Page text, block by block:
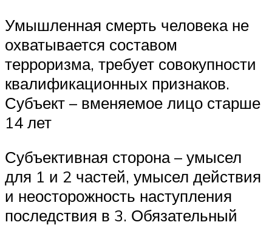
Умышленная смерть человека не
охватывается составом
терроризма, требует совокупности
квалификационных признаков.
Субъект – вменяемое лицо старше
14 лет
Субъективная сторона – умысел
для 1 и 2 частей, умысел действия
и неосторожность наступления
последствия в 3. Обязательный